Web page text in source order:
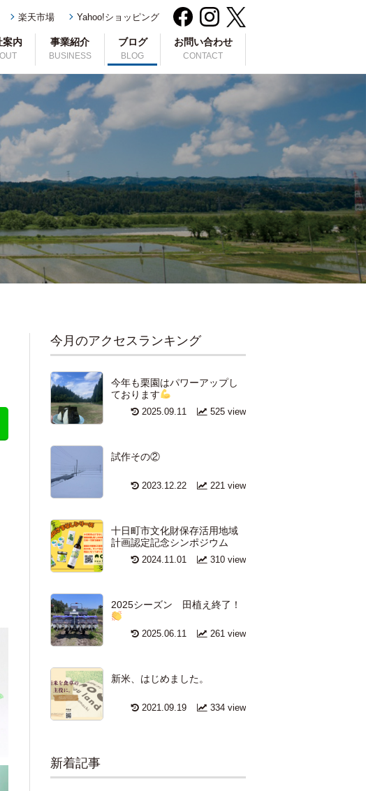
楽天市場 Yahoo!ショッピング
案内 事業紹介
BUSINESS
ブログ
BLOG
お問い合わせ
CONTACT
今月のアクセスランキング
今年も栗園はパワーアップし
ております
525 view
2025.09.11
試作その②
221 view
2023.12.22
十日町市文化財保存活用地域
計画認定記念シンポジウム
310 view
2024.11.01
2025シーズン 田植え終了！
261 view
2025.06.11
新米、はじめました。
334 view
2021.09.19
新着記事